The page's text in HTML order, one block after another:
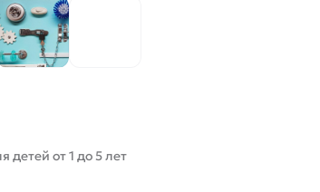
-30%
от 1 до 5 лет